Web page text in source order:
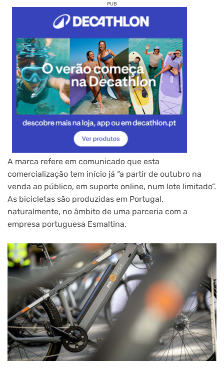
PUB
A marca refere em comunicado que esta
comercialização tem início já “a partir de outubro na
venda ao público, em suporte online, num lote limitado”.
As bicicletas são produzidas em Portugal,
naturalmente, no âmbito de uma parceria com a
empresa portuguesa Esmaltina.